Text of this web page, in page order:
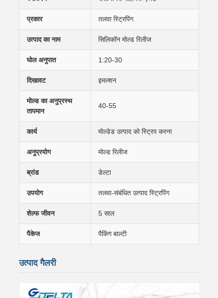
प्रकार तलवा स्ट्रिपिंग
उत्पाद का नाम सिलिकॉन मोल्ड रिलीज
घोल अनुपात 1:20-30
दिखावट इमल्शन
मोल्ड का अनुप्रस्थ
तापमान
40-55
कार्य मोल्डेड उत्पाद को स्ट्रिप करना
अनुप्रयोग मोल्ड रिलीज
ब्रांड डेल्टा
उपयोग तलवा-संबंधित उत्पाद स्ट्रिपिंग
शेल्फ जीवन 5 साल
पैकेज पैकिंग बाल्टी
उत्पाद गैलरी